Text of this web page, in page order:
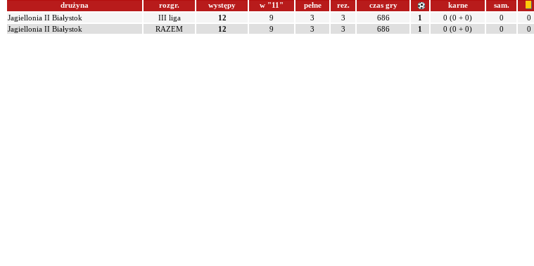
drużyna rozgr. występy w "11" pełne rez. czas gry karne
sam.
Jagiellonia II Białystok
III liga 12 9 3 3 686 1 0 (0 + 0) 0 0
Jagiellonia II Białystok
RAZEM 12 9 3 3 686 1 0 (0 + 0) 0 0